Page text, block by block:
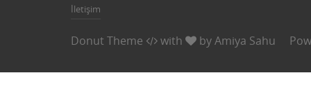
İletişim
Donut Theme with byAmiya Sahu